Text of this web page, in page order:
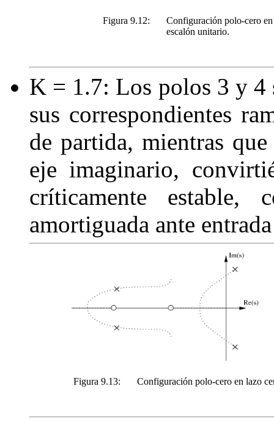
Figura 9.12:
Configuración polo-cero
escalón unitario.
K = 1.7: Los polos 3 y4
sus correspondientes
de partida, mientras
eje imaginario,
críticamente
amortiguada ante
Figura 9.13: Configuración polo-cero en lazo